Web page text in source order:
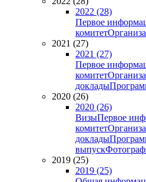
2022 (28)
Первое
комитет
2021 (27)
2021 (27)
Первое
комитет
доклады
2020 (26)
2020 (26)
ВизыПервое
комитет
доклады
выпуск
2019 (25)
2019 (25)